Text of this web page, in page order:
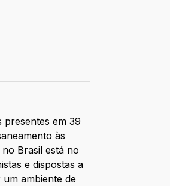
presentes em 39
às
Brasil está no
e dispostas a
ambiente de